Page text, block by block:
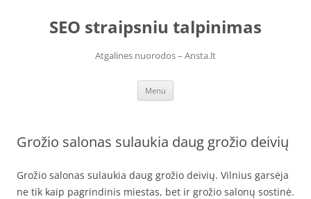
contentSEO straipsniu talpinimas
Atgalines nuorodos – Ansta.lt
Menu
Grožio salonas sulaukia daug grožio deivių
Grožio salonas sulaukia daug grožio deivių. Vilnius garsėja
ne tik kaip pagrindinis miestas, bet ir grožio salonų sostinė.